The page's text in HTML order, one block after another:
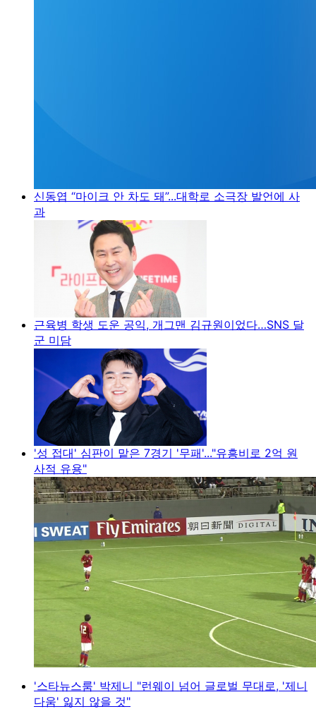
신동엽 “마이크 안 차도 돼”...대학로 소극장 발언에 사
과
근육병 학생 도운 공익, 개그맨 김규원이었다…SNS 달
군 미담
'성 접대' 심판이 맡은 7경기 '무패'..."유흥비로 2억 원
사적 유용"
'스타뉴스룸' 박제니 "런웨이 넘어 글로벌 무대로, '제니
다움' 잃지 않을 것"